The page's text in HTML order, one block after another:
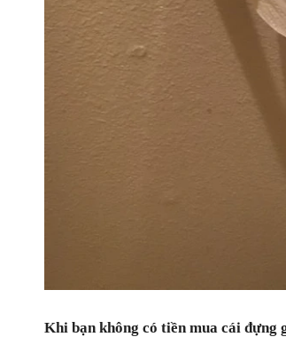
Khi bạn không có tiền mua cái đựng